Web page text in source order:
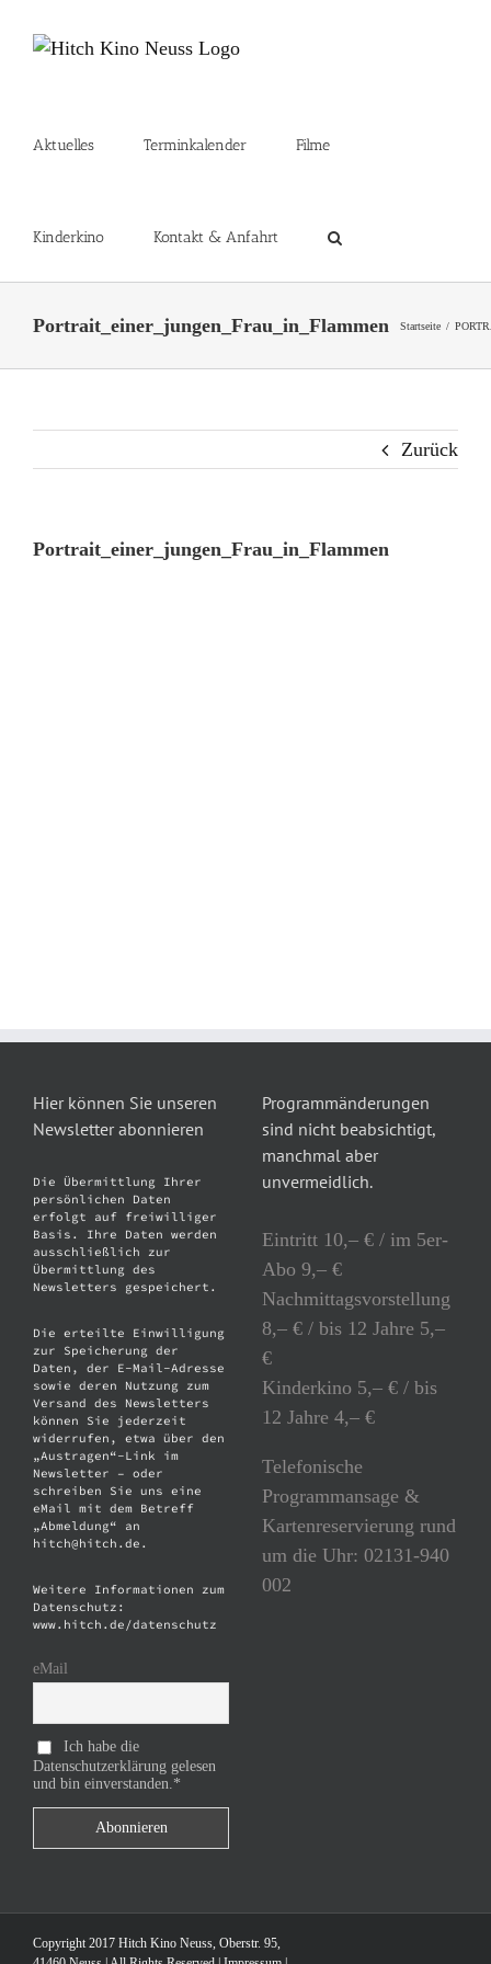
Inhalt
Aktuelles Terminkalender Filme
Kinderkino Kontakt & Anfahrt
Portrait_einer_jungen_Frau_in_Flammen Startseite
Zurück
Portrait_einer_jungen_Frau_in_Flammen
Hier können Sie unseren
Newsletter abonnieren
Die Übermittlung Ihrer
persönlichen Daten
erfolgt auf freiwilliger
Basis. Ihre Daten werden
ausschließlich zur
Übermittlung des
Newsletters gespeichert.
Die erteilte Einwilligung
zur Speicherung der
Daten, der E-Mail-Adresse
sowie deren Nutzung zum
Versand des Newsletters
können Sie jederzeit
widerrufen, etwa über den
„Austragen“-Link im
Newsletter – oder
schreiben Sie uns eine
eMail mit dem Betreff
„Abmeldung“ an
hitch@hitch.de.
Weitere Informationen zum
Datenschutz:
www.hitch.de/datenschutz
eMail
Ich habe die
Datenschutzerklärung gelesen
und bin einverstanden.*
Programmänderungen
sind nicht beabsichtigt,
manchmal aber
unvermeidlich.
Eintritt 10,– € / im 5er-
Abo 9,– €
Nachmittagsvorstellung
8,– € / bis 12 Jahre 5,–
€
Kinderkino 5,– € / bis
12 Jahre 4,– €
Telefonische
Programmansage &
Kartenreservierung rund
um die Uhr: 02131-940
002
Copyright 2017 Hitch Kino Neuss, Oberstr. 95,